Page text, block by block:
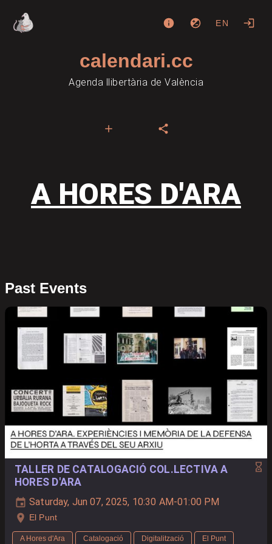
EN
calendari.cc
Agenda llibertària de València
A HORES D'ARA
Past Events
TALLER DE CATALOGACIÓ COL.LECTIVA A
HORES D'ARA
Saturday, Jun 07, 2025, 10:30 AM-01:00 PM
El Punt
A Hores d'Ara Catalogació Digitalització El Punt